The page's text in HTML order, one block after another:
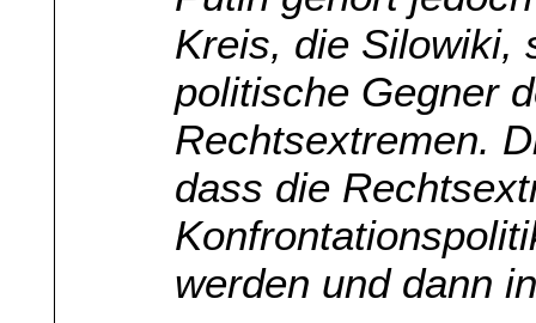
Kreis, die Silowiki,
politische Gegner
Rechtsextremen.
dass die
werden und dann